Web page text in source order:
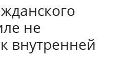
не
внутренней